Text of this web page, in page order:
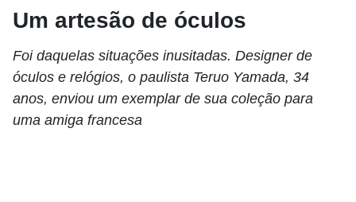
Um artesão de óculos
Foi daquelas situações inusitadas. Designer de
óculos e relógios, o paulista Teruo Yamada, 34
anos, enviou um exemplar de sua coleção para
uma amiga francesa